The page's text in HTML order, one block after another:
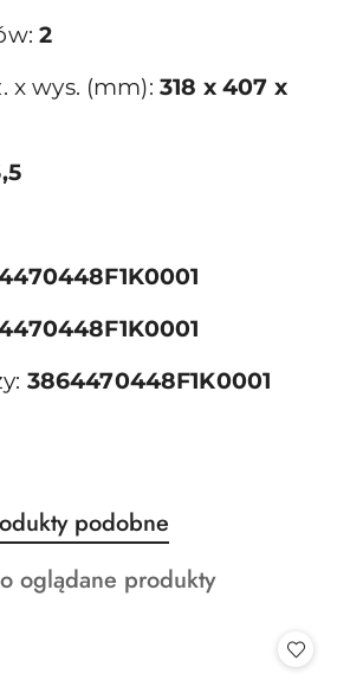
2
x wys. (mm): 318 x 407 x
3864470448F1K0001
produktów
podobne
oglądane produkty